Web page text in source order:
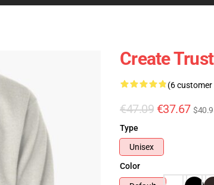
Create
(6 customer
€47.09 €37.67
Type
Unisex
Color